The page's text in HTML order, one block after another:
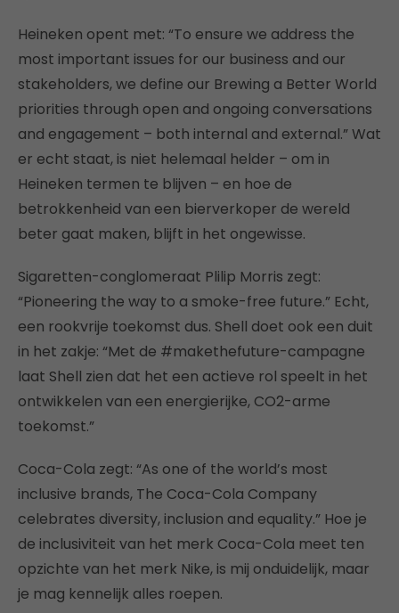
Heineken opent met: “To ensure we address the
most important issues for our business and our
stakeholders, we define our Brewing a Better World
priorities through open and ongoing conversations
and engagement – both internal and external.” Wat
er echt staat, is niet helemaal helder – om in
Heineken termen te blijven – en hoe de
betrokkenheid van een bierverkoper de wereld
beter gaat maken, blijft in het ongewisse.
Sigaretten-conglomeraat Plilip Morris zegt:
“Pioneering the way to a smoke-free future.” Echt,
een rookvrije toekomst dus. Shell doet ook een duit
in het zakje: “Met de #makethefuture-campagne
laat Shell zien dat het een actieve rol speelt in het
ontwikkelen van een energierijke, CO2-arme
toekomst.”
Coca-Cola zegt: “As one of the world’s most
inclusive brands, The Coca-Cola Company
celebrates diversity, inclusion and equality.” Hoe je
de inclusiviteit van het merk Coca-Cola meet ten
opzichte van het merk Nike, is mij onduidelijk, maar
je mag kennelijk alles roepen.